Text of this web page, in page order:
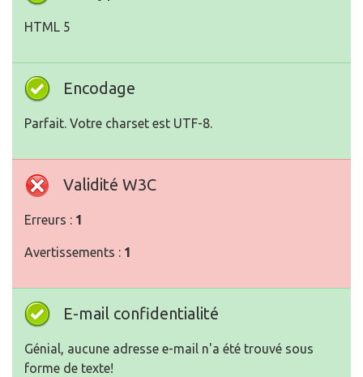
HTML 5
Encodage
Parfait. Votre charset est UTF-8.
Validité W3C
Erreurs : 1
Avertissements : 1
E-mail confidentialité
Génial, aucune adresse e-mail n'a été trouvé sous
forme de texte!